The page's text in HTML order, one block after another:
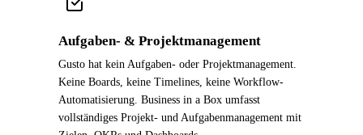
Aufgaben- & Projektmanagement
Gusto hat kein Aufgaben- oder Projektmanagement.
Keine Boards, keine Timelines, keine Workflow-
Automatisierung. Business in a Box umfasst
vollständiges Projekt- und Aufgabenmanagement mit